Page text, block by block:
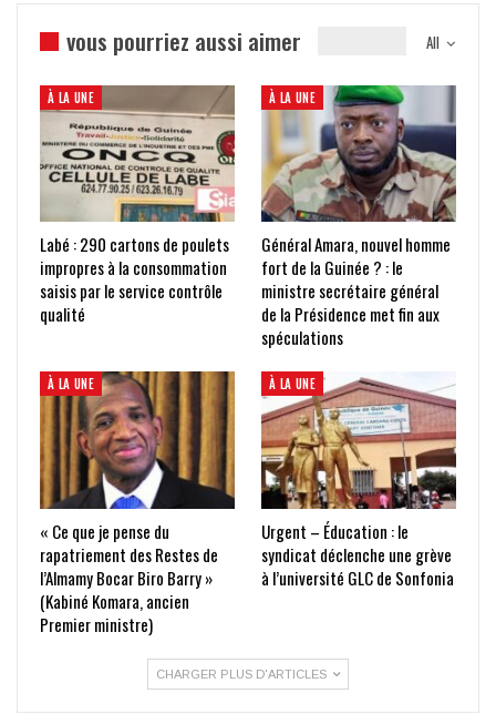
All
vous pourriez aussi aimer
À LA UNE
Labé : 290 cartons de poulets
impropres à la consommation
saisis par le service contrôle
qualité
À LA UNE
Général Amara, nouvel homme
fort de la Guinée ? : le
ministre secrétaire général
de la Présidence met fin aux
spéculations
À LA UNE
« Ce que je pense du
rapatriement des Restes de
l’Almamy Bocar Biro Barry »
(Kabiné Komara, ancien
Premier ministre)
À LA UNE
Urgent – Éducation : le
syndicat déclenche une grève
à l’université GLC de Sonfonia
CHARGER PLUS D'ARTICLES